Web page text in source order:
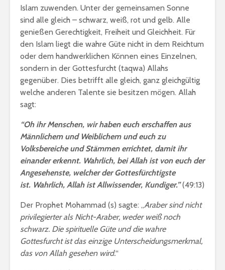
Islam zuwenden. Unter der gemeinsamen Sonne
sind alle gleich – schwarz, weiß, rot und gelb. Alle
genießen Gerechtigkeit, Freiheit und Gleichheit. Für
den Islam liegt die wahre Güte nicht in dem Reichtum
oder dem handwerklichen Können eines Einzelnen,
sondern in der Gottesfurcht (taqwa) Allahs
gegenüber. Dies betrifft alle gleich, ganz gleichgültig
welche anderen Talente sie besitzen mögen. Allah
sagt:
“Oh ihr Menschen, wir haben euch erschaffen aus
Männlichem und Weiblichem und euch zu
Volksbereiche und Stämmen errichtet, damit ihr
einander erkennt. Wahrlich, bei Allah ist von euch der
Angesehenste, welcher der Gottesfürchtigste
ist. Wahrlich, Allah ist Allwissender, Kundiger.”(49:13)
Der Prophet Mohammad (s) sagte: „Araber sind nicht
privilegierter als Nicht-Araber, weder weiß noch
schwarz. Die spirituelle Güte und die wahre
Gottesfurcht ist das einzige Unterscheidungsmerkmal,
das von Allah gesehen wird.“